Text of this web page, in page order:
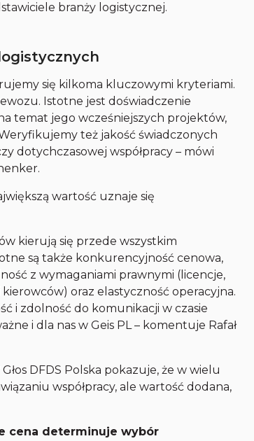
branży logistycznej.
się kilkoma kluczowymi kryteriami.
Istotne jest doświadczenie
temat jego wcześniejszych projektów,
też jakość świadczonych
dotychczasowej współpracy – mówi
wartość uznaje się
kierują się przede wszystkim
są także konkurencyjność cenowa,
z wymaganiami prawnymi (licencje,
oraz elastyczność operacyjna.
i zdolność do komunikacji w czasie
i dla nas w Geis PL – komentuje Rafał
DFDS Polska pokazuje, że w wielu
współpracy, ale wartość dodana,
cena determinuje wybór